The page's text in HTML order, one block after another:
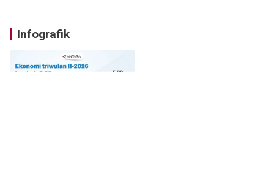
Infografik